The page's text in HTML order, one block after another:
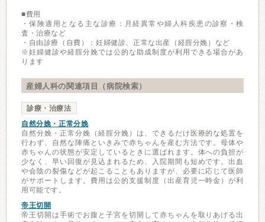
■費用
・保険適用となる主な診療：月経異常や婦人科疾患の診察・検
査・治療など
・自由診療（自費）：妊婦健診、正常な出産（経腟分娩）など
※妊婦健診や経腟分娩では公的な助成制度が利用できる場合があ
ります
産婦人科の関連項目（病院検索）
診療・治療法
自然分娩・正常分娩
自然分娩・正常分娩（経腟分娩）は、できるだけ医療的な処置を
行わず、自然な陣痛といきみで赤ちゃんを産む方法です。母体や
赤ちゃんの状態が安定しているときに選ばれます。体への負担が
少なく、早い回復が見込まれるため、入院期間も短めです。出血
や会陰の裂傷などが起こることもありますが、必要に応じて医師
がサポートします。費用は公的支援制度（出産育児一時金）が利
用可能です。
帝王切開
帝王切開は手術でお腹と子宮を切開して赤ちゃんを取りあげる出